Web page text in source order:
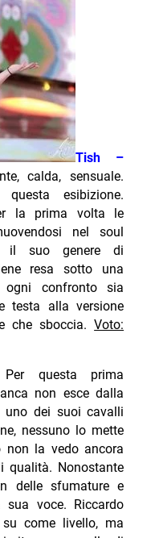
Tish –
calda, sensuale.
esibizione.
la prima volta le
nel soul
il suo genere di
resa sotto una
ogni confronto sia
testa alla versione
che sboccia.Voto:
Per questa prima
non esce dalla
uno dei suoi cavalli
nessuno lo mette
non la vedo ancora
qualità. Nonostante
delle sfumature e
voce. Riccardo
come livello, ma